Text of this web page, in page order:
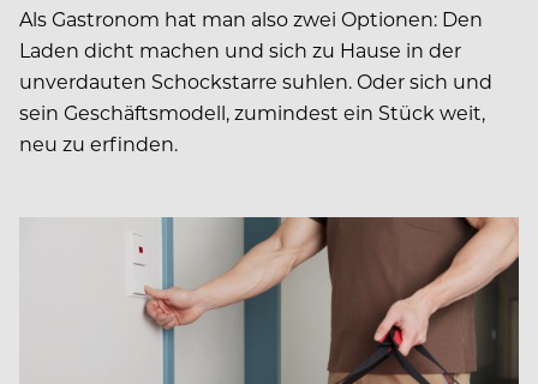
Als Gastronom hat man also zwei Optionen: Den
Laden dicht machen und sich zu Hause in der
unverdauten Schockstarre suhlen. Oder sich und
sein Geschäftsmodell, zumindest ein Stück weit,
neu zu erfinden.